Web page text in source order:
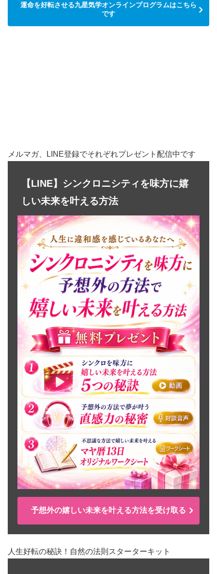
運命を好転させる九星気学オンラインプログラムはこちら
です
メルマガ、LINE登録でそれぞれプレゼント配信中です
【LINE】シンクロニシティを味方に嬉
しい未来を叶える方法
予想外の嬉しい未来を叶える方法を受け取る
人生好転の秘訣！自然の法則スターターキット